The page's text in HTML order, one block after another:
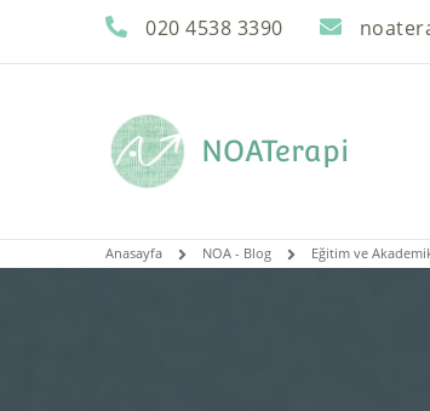
020 4538 3390
NOATerapi
Anasayfa NOA - Blog Eğitim ve